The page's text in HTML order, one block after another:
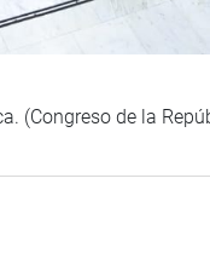
(Congreso de la